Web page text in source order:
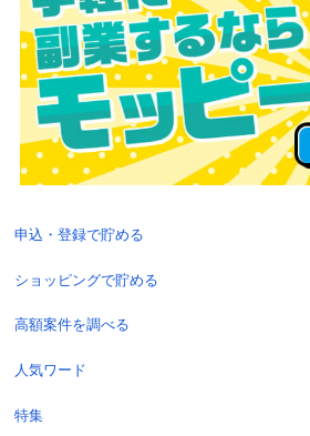
申込・登録で貯める
ショッピングで貯める
高額案件を調べる
人気ワード
特集